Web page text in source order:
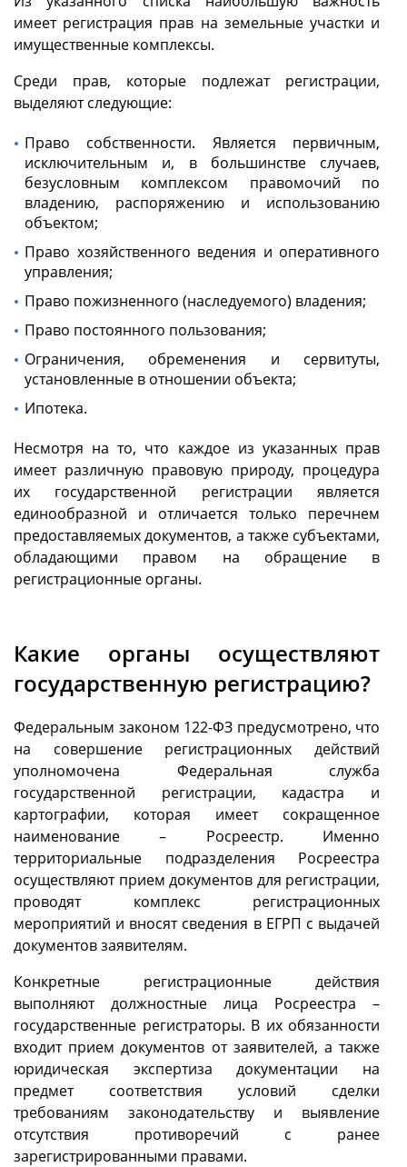
имеет регистрация прав на земельные участки и
имущественные комплексы.
Среди прав, которые подлежат регистрации,
выделяют следующие:
Право собственности. Является первичным,
исключительным и, в большинстве случаев,
безусловным комплексом правомочий по
владению, распоряжению и использованию
объектом;
Право хозяйственного ведения и оперативного
управления;
Право пожизненного (наследуемого) владения;
Право постоянного пользования;
Ограничения, обременения и сервитуты,
установленные в отношении объекта;
Ипотека.
Несмотря на то, что каждое из указанных прав
имеет различную правовую природу, процедура
их государственной регистрации является
единообразной и отличается только перечнем
предоставляемых документов, а также субъектами,
обладающими правом на обращение в
регистрационные органы.
Какие органы осуществляют
государственную регистрацию?
Федеральным законом 122-ФЗ предусмотрено, что
на совершение регистрационных действий
уполномочена Федеральная служба
государственной регистрации, кадастра и
картографии, которая имеет сокращенное
наименование – Росреестр. Именно
территориальные подразделения Росреестра
осуществляют прием документов для регистрации,
проводят комплекс регистрационных
мероприятий и вносят сведения в ЕГРП с выдачей
документов заявителям.
Конкретные регистрационные действия
выполняют должностные лица Росреестра –
государственные регистраторы. В их обязанности
входит прием документов от заявителей, а также
юридическая экспертиза документации на
предмет соответствия условий сделки
требованиям законодательству и выявление
отсутствия противоречий с ранее
зарегистрированными правами.